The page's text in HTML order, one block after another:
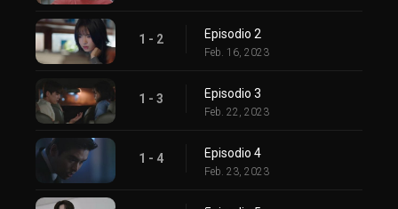
1 - 2 Episodio 2
Feb. 16, 2023
1 - 3 Episodio 3
Feb. 22, 2023
1 - 4 Episodio 4
Feb. 23, 2023